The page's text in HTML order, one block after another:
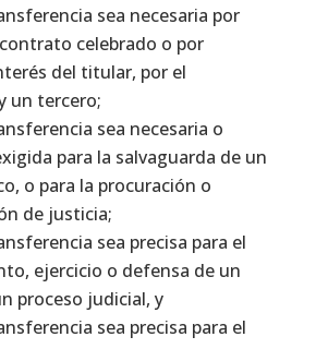
sea necesaria por
celebrado o por
del titular, por el
un tercero;
sea necesaria o
para la salvaguarda de un
o para la procuración o
de justicia;
sea precisa para el
ejercicio o defensa de un
proceso judicial, y
sea precisa para el